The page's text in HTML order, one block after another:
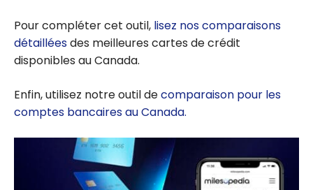
Pour compléter cet outil, lisez nos comparaisons
détailléesdes meilleures cartes de crédit
disponibles au Canada.
Enfin, utilisez notre outil decomparaison pour les
comptes bancaires au Canada.